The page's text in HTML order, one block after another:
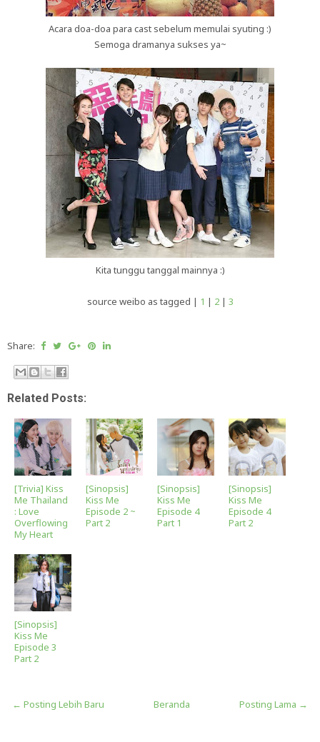
Acara doa-doa para cast sebelum memulai syuting :)
Semoga dramanya sukses ya~
Kita tunggu tanggal mainnya :)
source weibo as tagged | 1 | 2| 3
Share:
Related Posts:
[Trivia] Kiss
Me Thailand
: Love
Overflowing
My Heart
[Sinopsis]
Kiss Me
Episode 2 ~
Part 2
[Sinopsis]
Kiss Me
Episode 4
Part 1
[Sinopsis]
Kiss Me
Episode 4
Part 2
[Sinopsis]
Kiss Me
Episode 3
Part 2
← Posting Lebih Baru Posting Lama →
Beranda